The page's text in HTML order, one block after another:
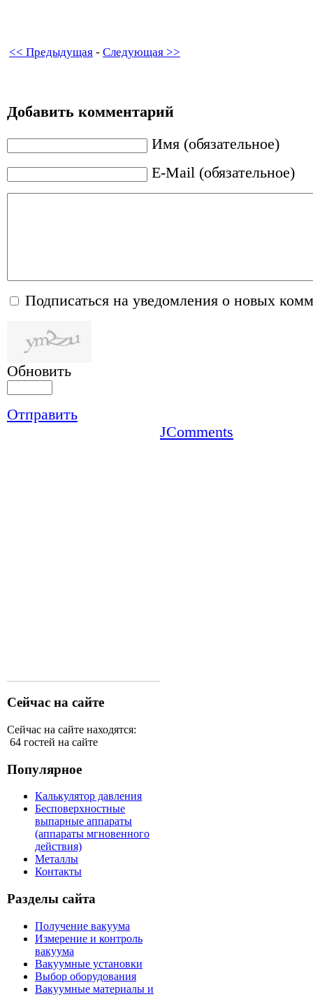
<< Предыдущая - Следующая >>
Добавить комментарий
Имя (обязательное)
E-Mail (обязательное)
Подписаться на уведомления о новых
Обновить
Отправить
JComments
Сейчас на сайте
Сейчас на сайте находятся:
64 гостей на сайте
Популярное
Калькулятор давления
Бесповерхностные
выпарные аппараты
(аппараты мгновенного
действия)
Металлы
Контакты
Разделы сайта
Получение вакуума
Измерение и контроль
вакуума
Вакуумные установки
Выбор оборудования
Вакуумные материалы и